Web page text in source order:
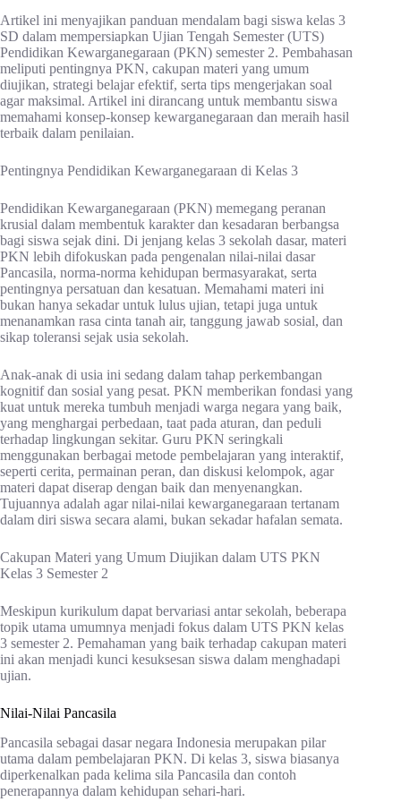
Artikel ini menyajikan panduan mendalam bagi siswa kelas 3
SD dalam mempersiapkan Ujian Tengah Semester (UTS)
Pendidikan Kewarganegaraan (PKN) semester 2. Pembahasan
meliputi pentingnya PKN, cakupan materi yang umum
diujikan, strategi belajar efektif, serta tips mengerjakan soal
agar maksimal. Artikel ini dirancang untuk membantu siswa
memahami konsep-konsep kewarganegaraan dan meraih hasil
terbaik dalam penilaian.
Pentingnya Pendidikan Kewarganegaraan di Kelas 3
Pendidikan Kewarganegaraan (PKN) memegang peranan
krusial dalam membentuk karakter dan kesadaran berbangsa
bagi siswa sejak dini. Di jenjang kelas 3 sekolah dasar, materi
PKN lebih difokuskan pada pengenalan nilai-nilai dasar
Pancasila, norma-norma kehidupan bermasyarakat, serta
pentingnya persatuan dan kesatuan. Memahami materi ini
bukan hanya sekadar untuk lulus ujian, tetapi juga untuk
menanamkan rasa cinta tanah air, tanggung jawab sosial, dan
sikap toleransi sejak usia sekolah.
Anak-anak di usia ini sedang dalam tahap perkembangan
kognitif dan sosial yang pesat. PKN memberikan fondasi yang
kuat untuk mereka tumbuh menjadi warga negara yang baik,
yang menghargai perbedaan, taat pada aturan, dan peduli
terhadap lingkungan sekitar. Guru PKN seringkali
menggunakan berbagai metode pembelajaran yang interaktif,
seperti cerita, permainan peran, dan diskusi kelompok, agar
materi dapat diserap dengan baik dan menyenangkan.
Tujuannya adalah agar nilai-nilai kewarganegaraan tertanam
dalam diri siswa secara alami, bukan sekadar hafalan semata.
Cakupan Materi yang Umum Diujikan dalam UTS PKN
Kelas 3 Semester 2
Meskipun kurikulum dapat bervariasi antar sekolah, beberapa
topik utama umumnya menjadi fokus dalam UTS PKN kelas
3 semester 2. Pemahaman yang baik terhadap cakupan materi
ini akan menjadi kunci kesuksesan siswa dalam menghadapi
ujian.
Nilai-Nilai Pancasila
Pancasila sebagai dasar negara Indonesia merupakan pilar
utama dalam pembelajaran PKN. Di kelas 3, siswa biasanya
diperkenalkan pada kelima sila Pancasila dan contoh
penerapannya dalam kehidupan sehari-hari.